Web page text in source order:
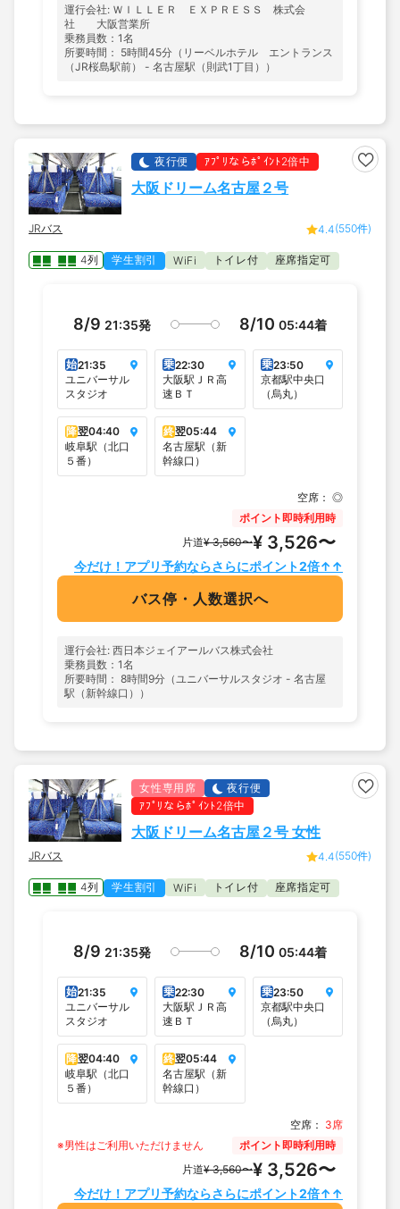
運行会社: ＷＩＬＬＥＲ ＥＸＰＲＥＳＳ 株式会
社 大阪営業所
乗務員数：1名
所要時間： 5時間45分（リーベルホテル エントランス
（JR桜島駅前） - 名古屋駅（則武1丁目））
夜行便 ｱﾌﾟﾘならﾎﾟｲﾝﾄ2倍中
大阪ドリーム名古屋２号
JRバス 4.4(550件)
4列 学生割引 WiFi トイレ付 座席指定可
8/9 21:35発 8/10 05:44着
始21:35
ユニバーサル
スタジオ
乗22:30
大阪駅ＪＲ高
速ＢＴ
乗23:50
京都駅中央口
（烏丸）
降翌04:40
岐阜駅（北口
５番）
終翌05:44
名古屋駅（新
幹線口）
空席： ◎
ポイント即時利用時
片道¥ 3,560〜¥ 3,526〜
今だけ！アプリ予約ならさらにポイント2倍↑↑
バス停・人数選択へ
運行会社: 西日本ジェイアールバス株式会社
乗務員数：1名
所要時間： 8時間9分（ユニバーサルスタジオ - 名古屋
駅（新幹線口））
女性専用席
夜行便
ｱﾌﾟﾘならﾎﾟｲﾝﾄ2倍中
大阪ドリーム名古屋２号 女性
JRバス 4.4(550件)
4列 学生割引 WiFi トイレ付 座席指定可
8/9 21:35発 8/10 05:44着
始21:35
ユニバーサル
スタジオ
乗22:30
大阪駅ＪＲ高
速ＢＴ
乗23:50
京都駅中央口
（烏丸）
降翌04:40
岐阜駅（北口
５番）
終翌05:44
名古屋駅（新
幹線口）
空席： 3席
※男性はご利用いただけません
ポイント即時利用時
片道¥ 3,560〜¥ 3,526〜
今だけ！アプリ予約ならさらにポイント2倍↑↑